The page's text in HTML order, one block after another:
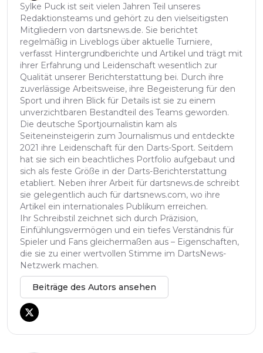
Sylke Puck ist seit vielen Jahren Teil unseres
Redaktionsteams und gehört zu den vielseitigsten
Mitgliedern von dartsnews.de. Sie berichtet
regelmäßig in Liveblogs über aktuelle Turniere,
verfasst Hintergrundberichte und Artikel und trägt mit
ihrer Erfahrung und Leidenschaft wesentlich zur
Qualität unserer Berichterstattung bei. Durch ihre
zuverlässige Arbeitsweise, ihre Begeisterung für den
Sport und ihren Blick für Details ist sie zu einem
unverzichtbaren Bestandteil des Teams geworden.
Die deutsche Sportjournalistin kam als
Seiteneinsteigerin zum Journalismus und entdeckte
2021 ihre Leidenschaft für den Darts-Sport. Seitdem
hat sie sich ein beachtliches Portfolio aufgebaut und
sich als feste Größe in der Darts-Berichterstattung
etabliert. Neben ihrer Arbeit für dartsnews.de schreibt
sie gelegentlich auch für dartsnews.com, wo ihre
Artikel ein internationales Publikum erreichen.
Ihr Schreibstil zeichnet sich durch Präzision,
Einfühlungsvermögen und ein tiefes Verständnis für
Spieler und Fans gleichermaßen aus – Eigenschaften,
die sie zu einer wertvollen Stimme im DartsNews-
Netzwerk machen.
Beiträge des Autors ansehen